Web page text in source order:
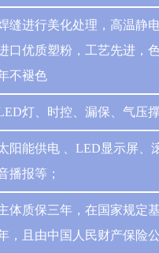
缝进行美化处理，高温静
口优质塑粉，工艺先进，
不褪色
灯、时控、漏保、气压
阳能供电 、LED显示屏、
播报等；
体质保三年，在国家规定
，且由中国人民财产保险